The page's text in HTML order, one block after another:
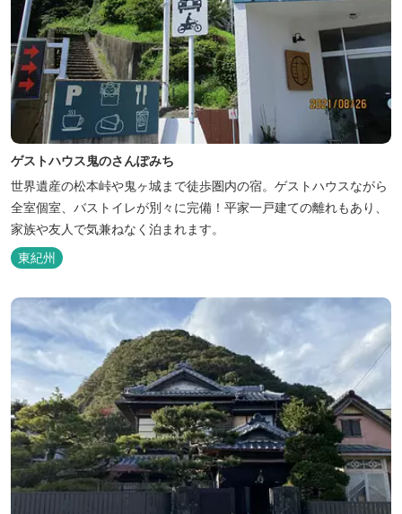
ゲストハウス鬼のさんぽみち
世界遺産の松本峠や鬼ヶ城まで徒歩圏内の宿。ゲストハウスながら
全室個室、バストイレが別々に完備！平家一戸建ての離れもあり、
家族や友人で気兼ねなく泊まれます。
東紀州